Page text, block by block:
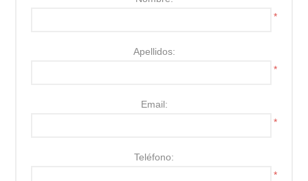
*
Apellidos:
*
Email:
*
Teléfono:
*